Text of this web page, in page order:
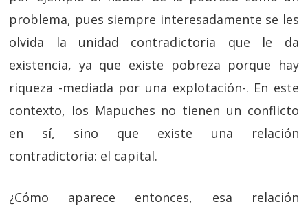
problema, pues siempre interesadamente se les
olvida la unidad contradictoria que le da
existencia, ya que existe pobreza porque hay
riqueza -mediada por una explotación-. En este
contexto, los Mapuches no tienen un conflicto
en sí, sino que existe una relación
contradictoria: el capital.
¿Cómo aparece entonces, esa relación